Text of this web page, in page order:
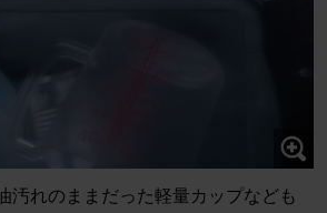
汚れのままだった軽量カップなども